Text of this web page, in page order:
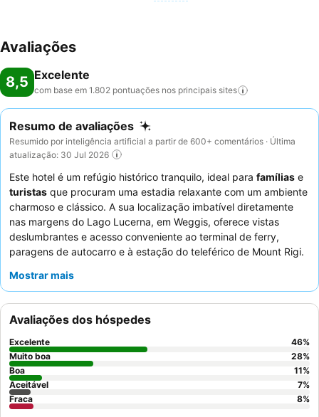
Avaliações
8,5 Excelente
com base em 1.802 pontuações nos principais sites
Resumo de avaliações
Resumido por inteligência artificial a partir de 600+ comentários · Última
atualização: 30 Jul 2026
Este hotel é um refúgio histórico tranquilo, ideal para famílias e
turistas que procuram uma estadia relaxante com um ambiente
charmoso e clássico. A sua localização imbatível diretamente
nas margens do Lago Lucerna, em Weggis, oferece vistas
deslumbrantes e acesso conveniente ao terminal de ferry,
paragens de autocarro e à estação do teleférico de Mount Rigi.
direto ao mesmo, é um destaque refrescante. Os hóspedes
atenciosos
variado buffet de pequeno-almoço
fruta fresca e opções de qualidade. Para uma experiência
verdadeiramente memorável, considere jantar no restaurante do
hotel, que oferece boa comida, vistas maravilhosas e um
romântico terraço à beira do lago.
Mostrar mais
Avaliações dos hóspedes
Excelente 46%
Muito boa
28%
Boa
11%
Aceitável
7%
Fraca
8%